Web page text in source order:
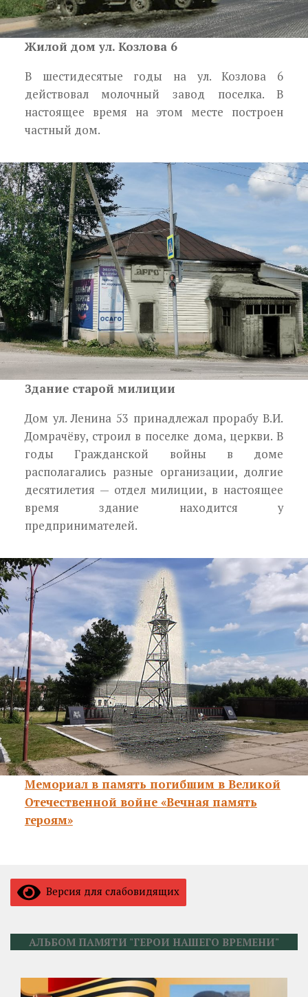
Жилой дом ул. Козлова 6
В шестидесятые годы на ул. Козлова 6
действовал молочный завод поселка. В
настоящее время на этом месте построен
частный дом.
Здание старой милиции
Дом ул. Ленина 53 принадлежал прорабу В.И.
Домрачёву, строил в поселке дома, церкви. В
годы Гражданской войны в доме
располагались разные организации, долгие
десятилетия — отдел милиции, в настоящее
время здание находится у
предпринимателей.
Мемориал в память погибшим в Великой
Отечественной войне «Вечная память
героям»
Версия для слабовидящих
АЛЬБОМ ПАМЯТИ "ГЕРОИ НАШЕГО ВРЕМЕНИ"